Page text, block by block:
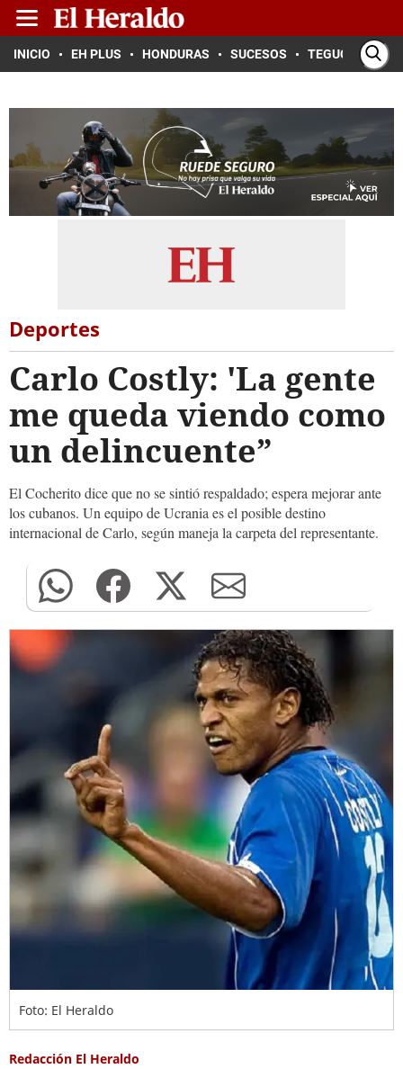
INICIO EH PLUS HONDURAS SUCESOS TEGUCIGALPA
Deportes
Carlo Costly: 'La gente
me queda viendo como
un delincuente”
El Cocherito dice que no se sintió respaldado; espera mejorar ante
los cubanos. Un equipo de Ucrania es el posible destino
internacional de Carlo, según maneja la carpeta del representante.
Foto: El Heraldo
Redacción El Heraldo